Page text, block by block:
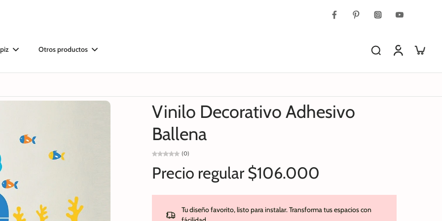
Otros productos
Vinilo Decorativo Adhesivo
Ballena
(0)
Precio regular $106.000
Tu diseño favorito, listo para instalar. Transforma tus espacios con